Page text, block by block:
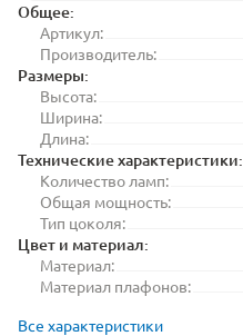
Общее:
Артикул:
Производитель:
Размеры:
Высота:
Ширина:
Длина:
Технические характеристики:
Количество ламп:
Общая мощность:
Тип цоколя:
Цвет и материал:
Материал:
Материал плафонов:
Все характеристики